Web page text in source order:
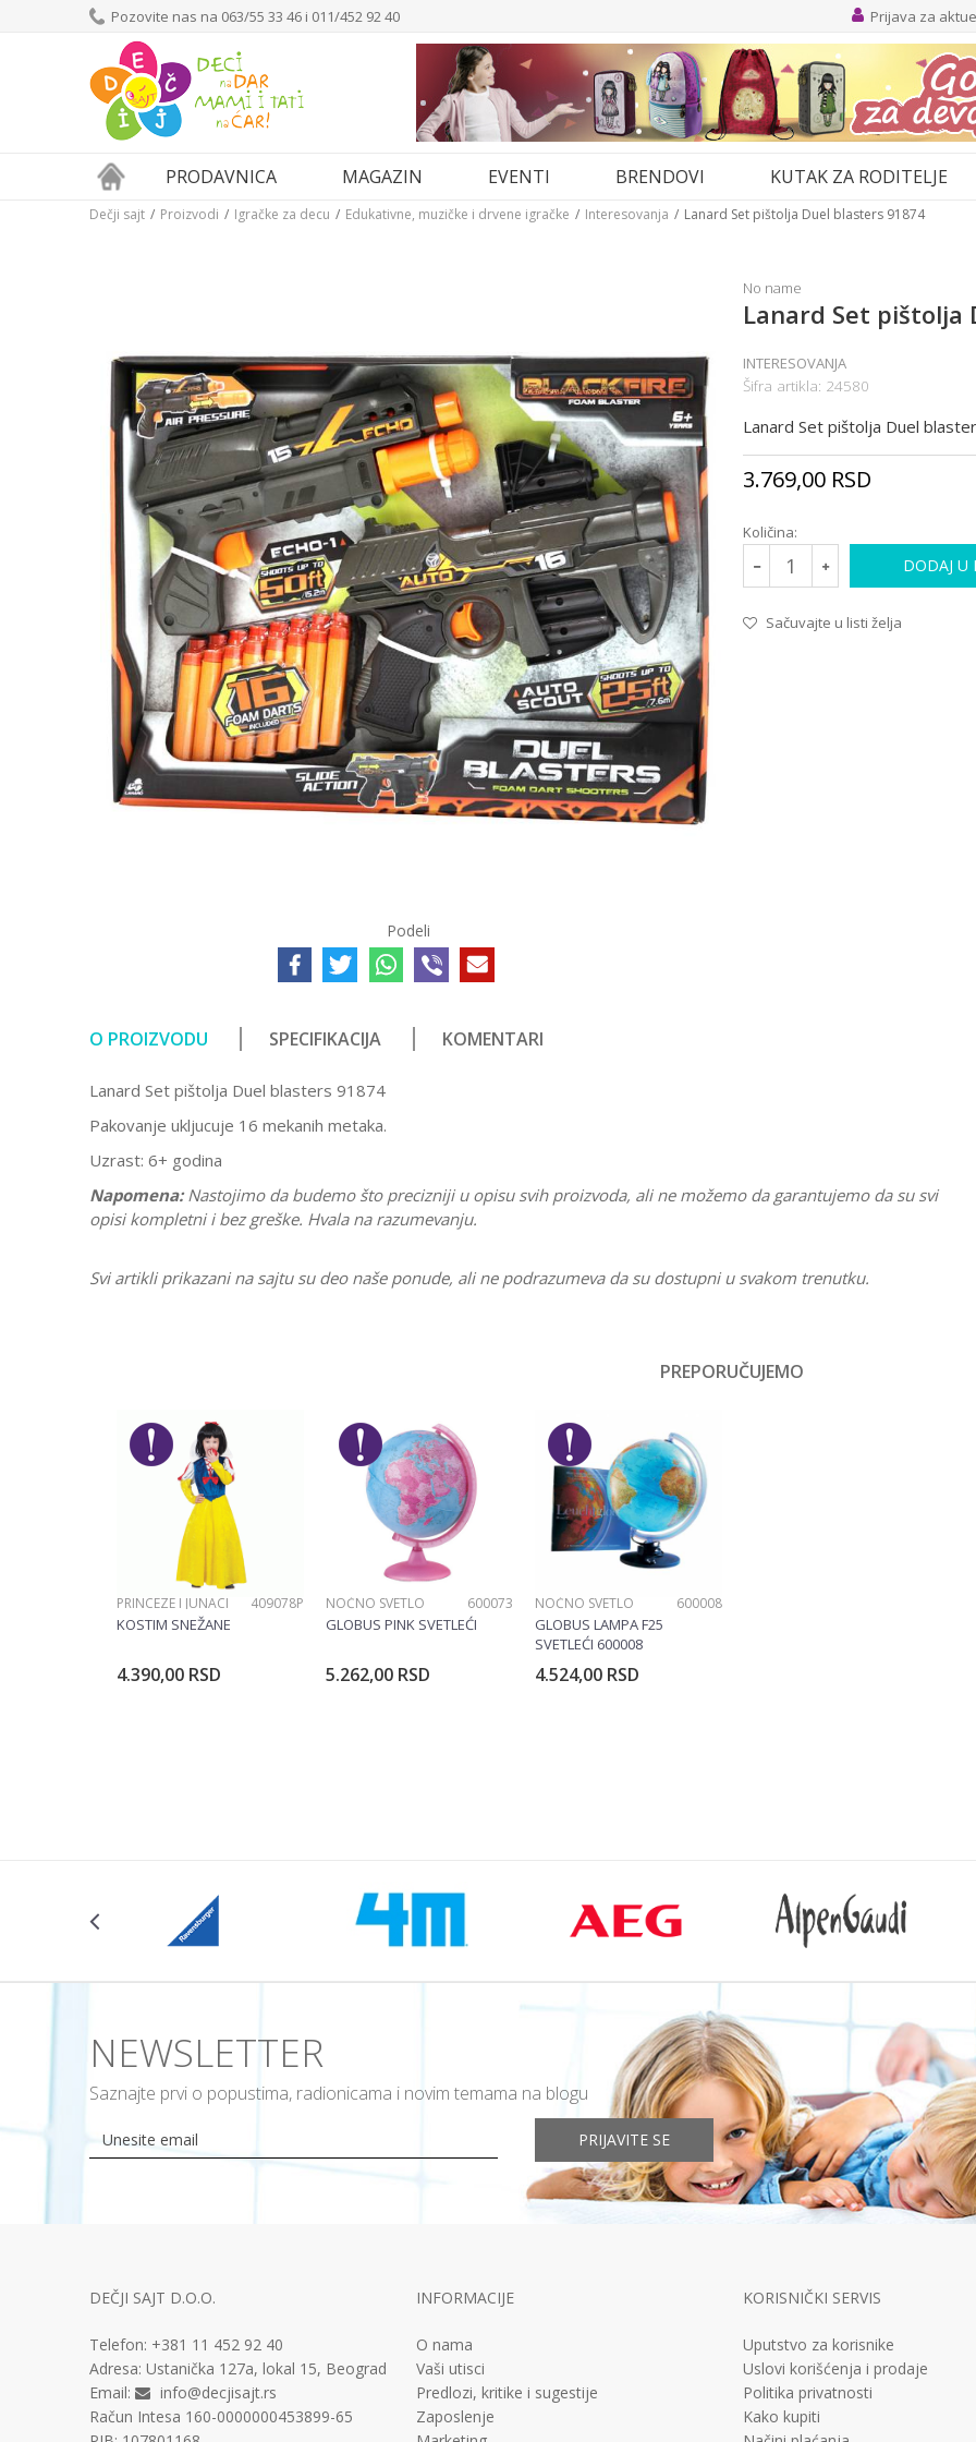
Pozovite nas na 063/55 33 46 i 011/452 92 40 Prijava za
PRODAVNICA MAGAZIN EVENTI BRENDOVI KUTAK ZA RODITELJE
Dečji sajt Proizvodi Igračke za decu Edukativne, muzičke i drvene igračke Interesovanja Lanard Set pištolja Duel blasters 91874
Podeli
No name
Lanard Set pištolja
INTERESOVANJA
Šifra artikla: 24580
Lanard Set pištolja Duel
3.769,00 RSD
Količina:
DODAJ U
Sačuvajte u listi želja
O PROIZVODU SPECIFIKACIJA KOMENTARI
Lanard Set pištolja Duel blasters 91874
Pakovanje ukljucuje 16 mekanih metaka.
Uzrast: 6+ godina
Napomena:Nastojimo da budemo što precizniji u opisu svih proizvoda, ali ne možemo da garantujemo da su svi
opisi kompletni i bez greške. Hvala na razumevanju.
Svi artikli prikazani na sajtu su deo naše ponude, ali ne podrazumeva da su dostupni u svakom trenutku.
Brend
No name
Poruka
POŠALJI
PREPORUČUJEMO
PRINCEZE I JUNACI 409078P
KOSTIM SNEŽANE
4.390,00 RSD
NOĆNO SVETLO 600073
GLOBUS PINK SVETLEĆI
5.262,00 RSD
NOĆNO SVETLO 600008
GLOBUS LAMPA F25
SVETLEĆI 600008
4.524,00 RSD
NEWSLETTER
Saznajte prvi o popustima, radionicama i novim temama na blogu
PRIJAVITE SE
DEČJI SAJT D.O.O.
Telefon: +381 11 452 92 40
Adresa: Ustanička 127a, lokal 15, Beograd
Email:
info@decjisajt.rs
Račun Intesa 160-0000000453899-65
INFORMACIJE
O nama
Vaši utisci
Predlozi, kritike i sugestije
Zaposlenje
KORISNIČKI SERVIS
Uputstvo za korisnike
Uslovi korišćenja i prodaje
Politika privatnosti
Kako kupiti